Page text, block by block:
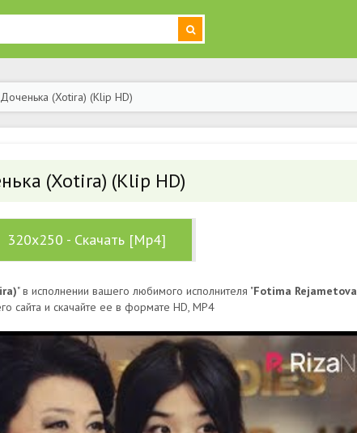
(Xotira) (Klip HD)
(Xotira) (Klip HD)
320x250 - Скачать [Mp4]
" в исполнении вашего любимого исполнителя "Fotima Rejametova
сайта и скачайте ее в формате HD, MP4